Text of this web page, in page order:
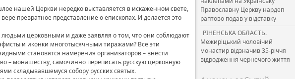
нашей Церкви нередко выставляется в искаженном свете,
превратное представление о епископах. И делается это
церковными и даже заявляя о том, что они соблюдают
и иконки многотысячными тиражами? Все эти
становятся намерения организаторов – внести
– монашеству, самочинно переписать русскую церковную
складывавшемуся собору русских святых.
Православну Церкву нардеп
раптово подав у відставку
РІНЕНСЬКА ОБЛАСТЬ.
Межиріцький чоловічий
монастир відзначив 35-річчя
відродження чернечого життя